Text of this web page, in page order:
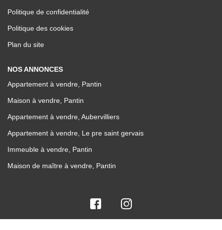
Politique de confidentialité
Politique des cookies
Plan du site
NOS ANNONCES
Appartement à vendre, Pantin
Maison à vendre, Pantin
Appartement à vendre, Aubervilliers
Appartement à vendre, Le pre saint gervais
Immeuble à vendre, Pantin
Maison de maître à vendre, Pantin